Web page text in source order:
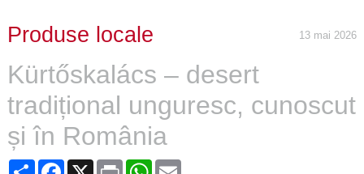
Produse locale 13 mai 2026
Kürtőskalács – desert
tradițional unguresc, cunoscut
și în România
ShareFacebook
X Print WhatsApp
Email